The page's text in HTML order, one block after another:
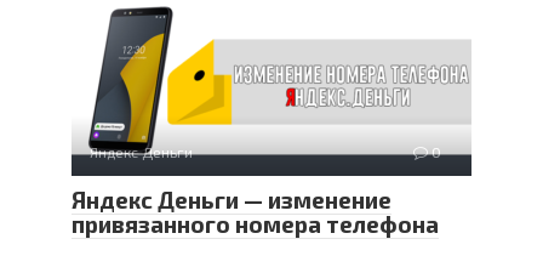
Яндекс Деньги 0
Яндекс Деньги — изменение
привязанного номера телефона